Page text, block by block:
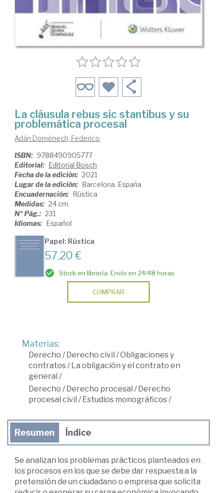
La cláusula rebus sic stantibus y su
problemática procesal
Adán Doménech, Federico
ISBN: 9788490905777
Editorial: Editorial Bosch
Fecha de la edición: 2021
Lugar de la edición: Barcelona. España
Encuadernación: Rústica
Medidas: 24 cm
Nº Pág.: 231
Idiomas: Español
Papel: Rústica
57,20 €
Stock en librería. Envío en 24/48 horas
COMPRAR
Materias:
Derecho /Derecho civil /Obligaciones y
contratos/La obligación y el contrato en
general /
Derecho /Derecho procesal /Derecho
procesal civil /Estudios monográficos/
Resumen Índice
Se analizan los problemas prácticos planteados en
los procesos en los que se debe dar respuesta a la
pretensión de un ciudadano o empresa que solicita